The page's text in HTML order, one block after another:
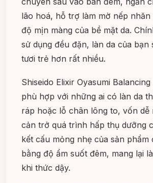
lão hoá, hỗ trợ làm mờ nếp nhăn
độ mịn màng của bề mặt da.
sử dụng đều đặn, làn da của bạn
tươi trẻ hơn rất nhiều.
Shiseido Elixir Oyasumi
phù hợp với những ai có làn da
ráp hoặc lỗ chân lông to, vốn dễ
cản trở quá trình hấp thụ dưỡng
kết cấu mỏng nhẹ của sản phẩm
bằng độ ẩm suốt đêm, mang lại
khi thức dậy.